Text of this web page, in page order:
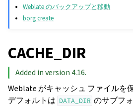
Weblate のバックアップと移動
borg create
CACHE_DIR
Added in version 4.16.
Weblate がキャッシュ ファイルを
デフォルトは DATA_DIR のサブフ